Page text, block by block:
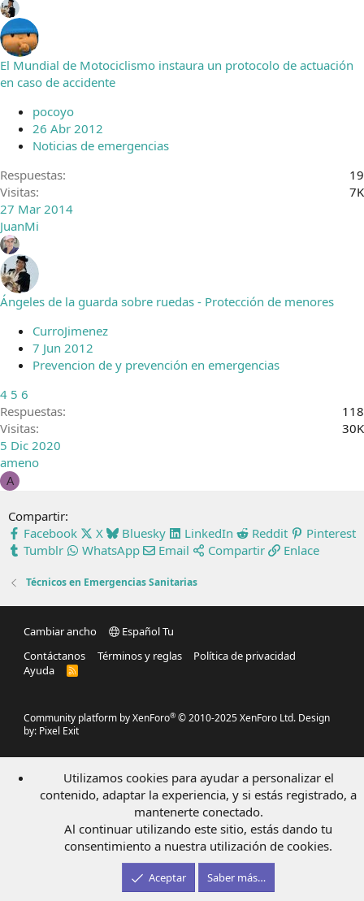
El Mundial de Motociclismo instaura un protocolo de actuación
en caso de accidente
pocoyo
26 Abr 2012
Noticias de emergencias
Respuestas
19
Visitas
7K
27 Mar 2014
JuanMi
Ángeles de la guarda sobre ruedas - Protección de menores
CurroJimenez
7 Jun 2012
Prevencion de y prevención en emergencias
4 5 6
Respuestas
118
Visitas
30K
5 Dic 2020
ameno
A
Compartir:
Facebook
X Bluesky LinkedIn Reddit
Pinterest
Tumblr
WhatsApp Email Compartir Enlace
Técnicos en Emergencias Sanitarias
Cambiar ancho
Español Tu
Contáctanos
Términos y reglas
Política de privacidad
Ayuda
R
Community platform by XenForo® © 2010-2025 XenForo Ltd. Design
by: Pixel Exit
Utilizamos cookies para ayudar a personalizar el
contenido, adaptar la experiencia, y si estás registrado, a
mantenerte conectado.
Al continuar utilizando este sitio, estás dando tu
consentimiento a nuestra utilización de cookies.
Aceptar Saber más…